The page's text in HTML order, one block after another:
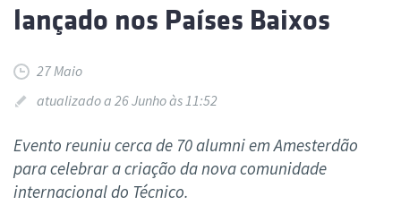
lançado nos Países Baixos
27 Maio
atualizado a 26 Junho às 11:52
Evento reuniu cerca de 70 alumni em Amesterdão
para celebrar a criação da nova comunidade
internacional do Técnico.